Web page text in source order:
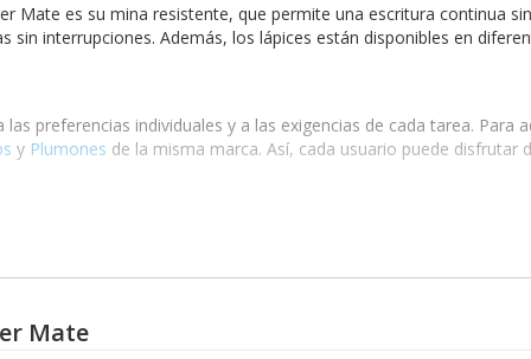
Mate es su mina resistente, que permite una escritura continua
sin interrupciones. Además, los lápices están disponibles en
preferencias individuales y a las exigencias de cada tarea.
y Plumones de la misma marca. Así, cada usuario puede
Mate